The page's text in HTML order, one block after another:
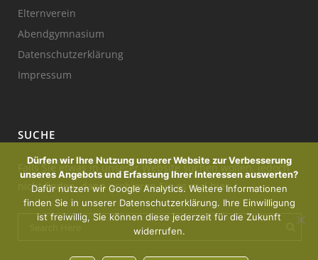
Elternverein
Abendgymnasium
Datenschutzerklärung
Impressum
SUCHE
Falls Sie etwas in unserer Website suchen wollen, jedoch
nicht finden, dann probieren Sie es mal hier:
Dürfen wir Ihre Nutzung unserer Website zur Verbesserung
unseres Angebots und Erfassung Ihrer Interessen auswerten?
Dafür nutzen wir Google Analytics. Weitere Informationen
finden Sie in unserer Datenschutzerklärung. Ihre Einwilligung
ist freiwillig, Sie können diese jederzeit für die Zukunft
widerrufen.